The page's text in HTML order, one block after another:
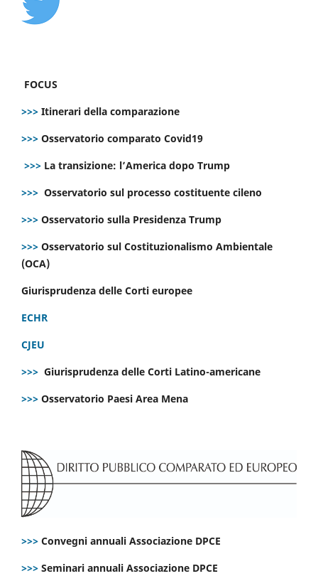
FOCUS
>>> Itinerari della comparazione
>>> Osservatorio comparato Covid19
>>> La transizione: l’America dopo Trump
>>> Osservatorio sul processo costituente cileno
>>> Osservatorio sulla Presidenza Trump
>>> Osservatorio sul Costituzionalismo Ambientale
(OCA)
Giurisprudenza delle Corti europee
ECHR
CJEU
>>> Giurisprudenza delle Corti Latino-americane
>>> Osservatorio Paesi Area Mena
>>> Convegni annuali Associazione DPCE
>>> Seminari annuali Associazione DPCE